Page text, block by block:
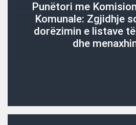
Punëtori me
Komunale: Zgjidhje
dorëzimin e listave
dhe